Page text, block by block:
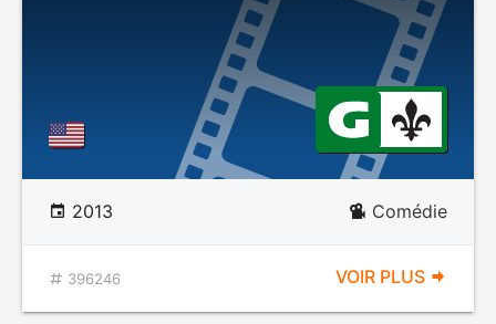
2013 Comédie
396246 VOIR PLUS